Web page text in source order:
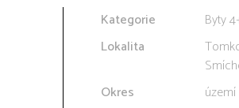
Kategorie
Byty
Lokalita
Okres